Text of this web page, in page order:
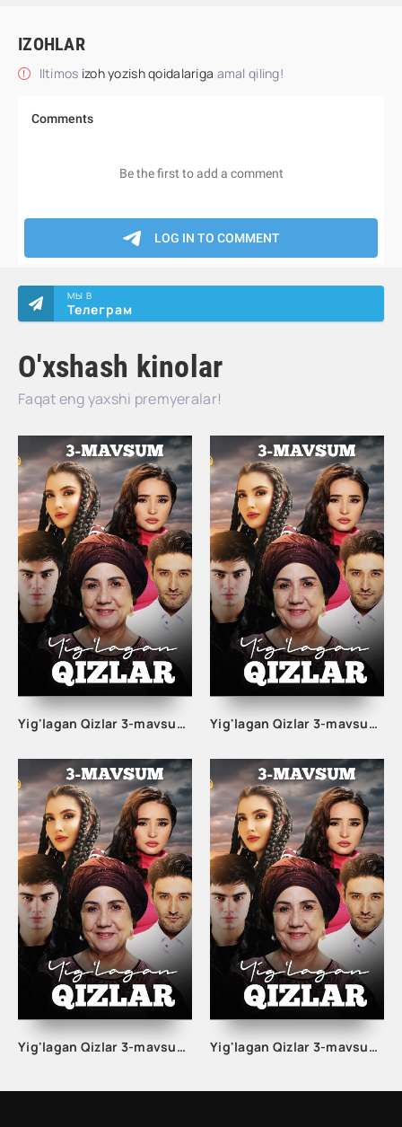
IZOHLAR
Iltimos izoh yozish qoidalariga amal qiling!
O'xshash kinolar
Faqat eng yaxshi premyeralar!
МЫ В
Телеграм
Yig'lagan Qizlar 3-mavsum 3-Qism Yig'lagan Qizlar 3-mavsum 4-Qism
Yig'lagan Qizlar 3-mavsum 6-Qism Yig'lagan Qizlar 3-mavsum 5-Qism